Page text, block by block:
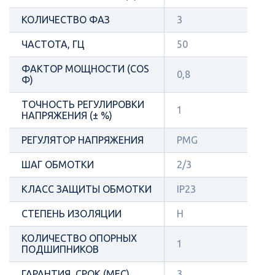
КОЛИЧЕСТВО ФАЗ 3
ЧАСТОТА, ГЦ 50
ФАКТОР МОЩНОСТИ (COS
Φ)
0,8
ТОЧНОСТЬ РЕГУЛИРОВКИ
НАПРЯЖЕНИЯ (± %)
1
РЕГУЛЯТОР НАПРЯЖЕНИЯ PMG
ШАГ ОБМОТКИ 2/3
КЛАСС ЗАЩИТЫ ОБМОТКИ IP23
СТЕПЕНЬ ИЗОЛЯЦИИ H
КОЛИЧЕСТВО ОПОРНЫХ
ПОДШИПНИКОВ
1